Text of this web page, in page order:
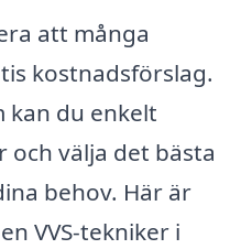
att många
kostnadsförslag.
kan du enkelt
välja det bästa
behov. Här är
VVS-tekniker i